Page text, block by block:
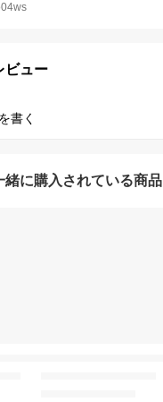
ビュー
書く
緒に購入されている商品